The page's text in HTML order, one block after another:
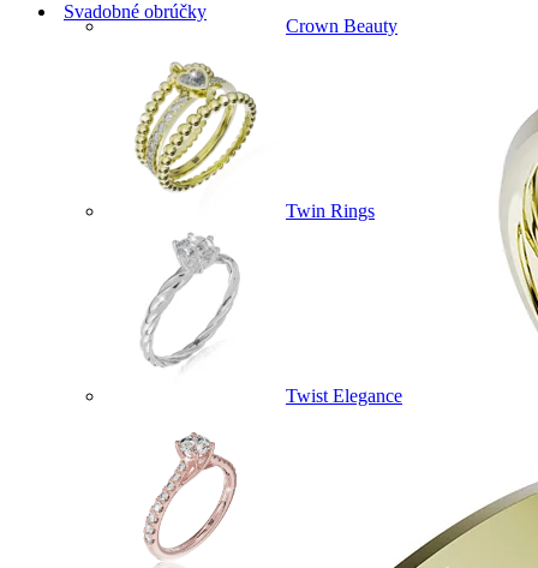
Svadobné obrúčky
Crown Beauty
Twin Rings
Twist Elegance